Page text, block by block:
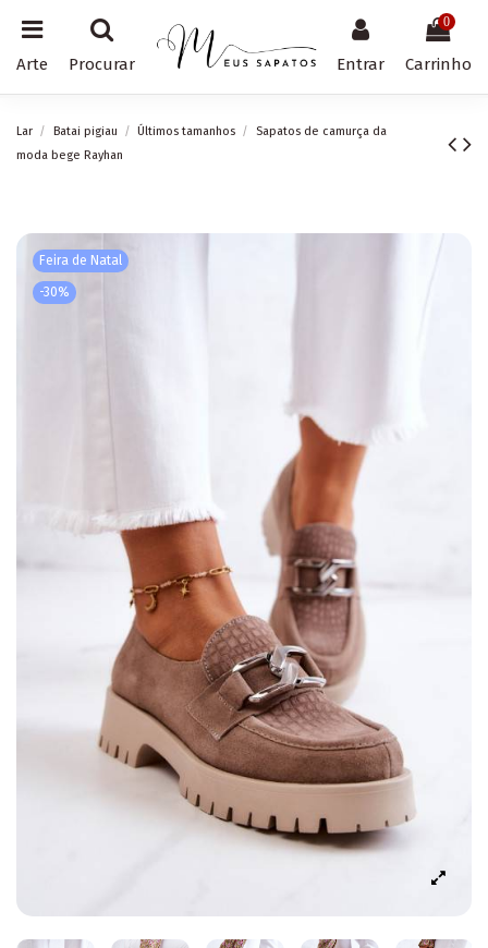
Arte Procurar Entrar
0
Carrinho
Lar Batai pigiau Últimos tamanhos
Sapatos de camurça da
moda bege Rayhan
Feira de Natal
-30%